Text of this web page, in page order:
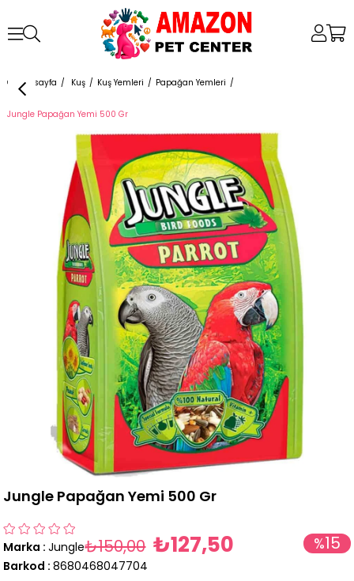
Anasayfa Kuş Kuş Yemleri Papağan Yemleri
Jungle Papağan Yemi 500 Gr
Jungle Papağan Yemi 500 Gr
Marka : Jungle %15
₺150,00 ₺127,50
Barkod : 8680468047704